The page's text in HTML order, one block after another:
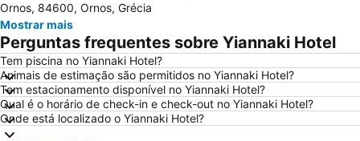
Psarou Beach
Paranga Beach
Syros Port
Punda Beach Club
Traditional Settlement of Mykonos
Elia
Agia Thalassa
Chryssi Akti
Mylos
Marco Polo
1. Antanaklasis Music Festival Mykonos
Ornos, 84600, Ornos, Grécia
Mostrar mais
Perguntas frequentes sobre Yiannaki Hotel
Tem piscina no Yiannaki Hotel?
Animais de estimação são permitidos no Yiannaki Hotel?
Tem estacionamento disponível no Yiannaki Hotel?
Qual é o horário de check-in e check-out no Yiannaki Hotel?
Onde está localizado o Yiannaki Hotel?